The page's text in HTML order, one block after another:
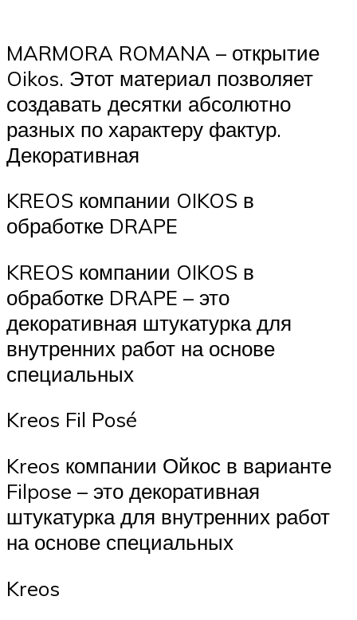
MARMORA ROMANA – открытие
Oikos. Этот материал позволяет
создавать десятки абсолютно
разных по характеру фактур.
Декоративная
KREOS компании OIKOS в
обработке DRAPE
KREOS компании OIKOS в
обработке DRAPE – это
декоративная штукатурка для
внутренних работ на основе
специальных
Kreos Fil Posé
Kreos компании Ойкос в варианте
Filpose – это декоративная
штукатурка для внутренних работ
на основе специальных
Kreos